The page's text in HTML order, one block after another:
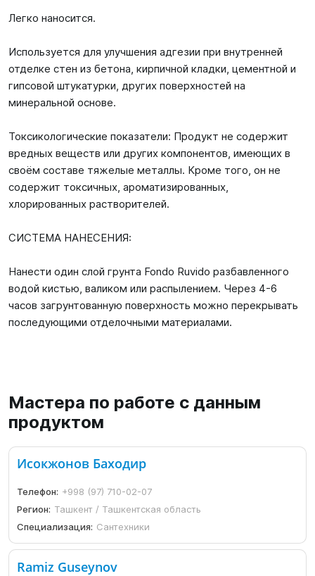
Легко наносится.
Используется для улучшения адгезии при внутренней
отделке стен из бетона, кирпичной кладки, цементной и
гипсовой штукатурки, других поверхностей на
минеральной основе.
Токсикологические показатели: Продукт не содержит
вредных веществ или других компонентов, имеющих в
своём составе тяжелые металлы. Кроме того, он не
содержит токсичных, ароматизированных,
хлорированных растворителей.
СИСТЕМА НАНЕСЕНИЯ:
Нанести один слой грунта Fondo Ruvido разбавленного
водой кистью, валиком или распылением. Через 4-6
часов загрунтованную поверхность можно перекрывать
последующими отделочными материалами.
Мастера по работе с данным
продуктом
Исокжонов Баходир
Телефон: +998 (97) 710-02-07
Регион: Ташкент / Ташкентская область
Специализация: Сантехники
Ramiz Guseynov